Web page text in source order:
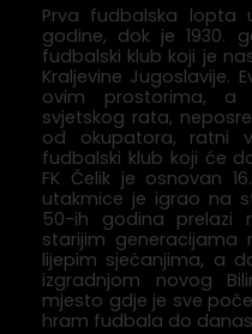
Prva fudbalska lopta
godine, dok je 1930.
fudbalski klub koji je
Kraljevine Jugoslavije.
ovim prostorima, a
svjetskog rata,
od okupatora, ratni
fudbalski klub koji će
FK Čelik je osnovan
utakmice je igrao na
50-ih godina prelazi
starijim generacijama
lijepim sjećanjima, a
izgradnjom novog
mjesto gdje je sve
hram fudbala do